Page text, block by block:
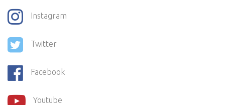
Instagram
Twitter
Facebook
Youtube